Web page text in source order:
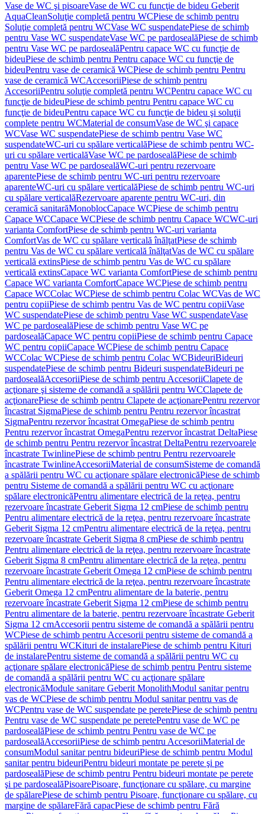
Vase de WC şi pisoareVase de WC cu funcţie de bideu Geberit
AquaCleanSoluţie completă pentru WCPiese de schimb pentru
Soluţie completă pentru WCVase WC suspendatePiese de schimb
pentru Vase WC suspendateVase WC pe pardosealăPiese de schimb
pentru Vase WC pe pardosealăPentru capace WC cu funcţie de
bideuPiese de schimb pentru Pentru capace WC cu funcţie de
bideuPentru vase de ceramică WCPiese de schimb pentru Pentru
vase de ceramică WCAccesoriiPiese de schimb pentru
AccesoriiPentru soluţie completă pentru WCPentru capace WC cu
funcţie de bideuPiese de schimb pentru Pentru capace WC cu
funcţie de bideuPentru capace WC cu funcţie de bideu şi soluţii
complete pentru WCMaterial de consumVase de WC şi capace
WCVase WC suspendatePiese de schimb pentru Vase WC
suspendateWC-uri cu spălare verticalăPiese de schimb pentru WC-
uri cu spălare verticalăVase WC pe pardosealăPiese de schimb
pentru Vase WC pe pardosealăWC-uri pentru rezervoare
aparentePiese de schimb pentru WC-uri pentru rezervoare
aparenteWC-uri cu spălare verticalăPiese de schimb pentru WC-uri
cu spălare verticalăRezervoare aparente pentru WC-uri, din
ceramică sanitarăMonoblocCapace WCPiese de schimb pentru
Capace WCCapace WCPiese de schimb pentru Capace WCWC-uri
varianta ComfortPiese de schimb pentru WC-uri varianta
ComfortVas de WC cu spălare verticală înălţatPiese de schimb
pentru Vas de WC cu spălare verticală înălţatVas de WC cu spălare
verticală extinsPiese de schimb pentru Vas de WC cu spălare
verticală extinsCapace WC varianta ComfortPiese de schimb pentru
Capace WC varianta ComfortCapace WCPiese de schimb pentru
Capace WCColac WCPiese de schimb pentru Colac WCVas de WC
pentru copiiPiese de schimb pentru Vas de WC pentru copiiVase
WC suspendatePiese de schimb pentru Vase WC suspendateVase
WC pe pardosealăPiese de schimb pentru Vase WC pe
pardosealăCapace WC pentru copiiPiese de schimb pentru Capace
WC pentru copiiCapace WCPiese de schimb pentru Capace
WCColac WCPiese de schimb pentru Colac WCBideuriBideuri
suspendatePiese de schimb pentru Bideuri suspendateBideuri pe
pardosealăAccesoriiPiese de schimb pentru AccesoriiClapete de
acţionare şi sisteme de comandă a spălării pentru WCClapete de
acţionarePiese de schimb pentru Clapete de acţionarePentru rezervor
încastrat SigmaPiese de schimb pentru Pentru rezervor încastrat
SigmaPentru rezervor încastrat OmegaPiese de schimb pentru
Pentru rezervor încastrat OmegaPentru rezervor încastrat DeltaPiese
de schimb pentru Pentru rezervor încastrat DeltaPentru rezervoarele
încastrate TwinlinePiese de schimb pentru Pentru rezervoarele
încastrate TwinlineAccesoriiMaterial de consumSisteme de comandă
a spălării pentru WC cu acţionare spălare electronicăPiese de schimb
pentru Sisteme de comandă a spălării pentru WC cu acţionare
spălare electronicăPentru alimentare electrică de la reţea, pentru
rezervoare încastrate Geberit Sigma 12 cmPiese de schimb pentru
Pentru alimentare electrică de la reţea, pentru rezervoare încastrate
Geberit Sigma 12 cmPentru alimentare electrică de la reţea, pentru
rezervoare încastrate Geberit Sigma 8 cmPiese de schimb pentru
Pentru alimentare electrică de la reţea, pentru rezervoare încastrate
Geberit Sigma 8 cmPentru alimentare electrică de la reţea, pentru
rezervoare încastrate Geberit Omega 12 cmPiese de schimb pentru
Pentru alimentare electrică de la reţea, pentru rezervoare încastrate
Geberit Omega 12 cmPentru alimentare de la baterie, pentru
rezervoare încastrate Geberit Sigma 12 cmPiese de schimb pentru
Pentru alimentare de la baterie, pentru rezervoare încastrate Geberit
Sigma 12 cmAccesorii pentru sisteme de comandă a spălării pentru
WCPiese de schimb pentru Accesorii pentru sisteme de comandă a
spălării pentru WCKituri de instalarePiese de schimb pentru Kituri
de instalarePentru sisteme de comandă a spălării pentru WC cu
acţionare spălare electronicăPiese de schimb pentru Pentru sisteme
de comandă a spălării pentru WC cu acţionare spălare
electronicăModule sanitare Geberit MonolithModul sanitar pentru
vas de WCPiese de schimb pentru Modul sanitar pentru vas de
WCPentru vase de WC suspendate pe peretePiese de schimb pentru
Pentru vase de WC suspendate pe peretePentru vase de WC pe
pardosealăPiese de schimb pentru Pentru vase de WC pe
pardosealăAccesoriiPiese de schimb pentru AccesoriiMaterial de
consumModul sanitar pentru bideuriPiese de schimb pentru Modul
sanitar pentru bideuriPentru bideuri montate pe perete şi pe
pardosealăPiese de schimb pentru Pentru bideuri montate pe perete
şi pe pardosealăPisoarePisoare, funcţionare cu spălare, cu margine
de spălarePiese de schimb pentru Pisoare, funcţionare cu spălare, cu
margine de spălareFără capacPiese de schimb pentru Fără